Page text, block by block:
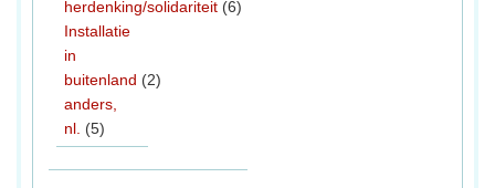
herdenking/solidariteit (6)
Installatie
in
buitenland (2)
anders,
nl. (5)